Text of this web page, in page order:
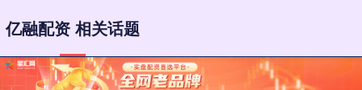
亿融配资 相关话题